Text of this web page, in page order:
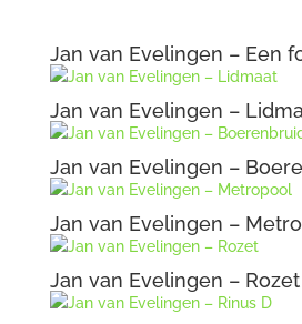
Jan van Evelingen – Een
Jan van Evelingen –
Jan van Evelingen –
Jan van Evelingen –
Jan van Evelingen – Rozet